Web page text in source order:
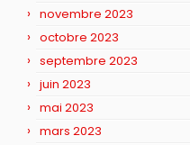
novembre 2023
octobre 2023
septembre 2023
juin 2023
mai 2023
mars 2023